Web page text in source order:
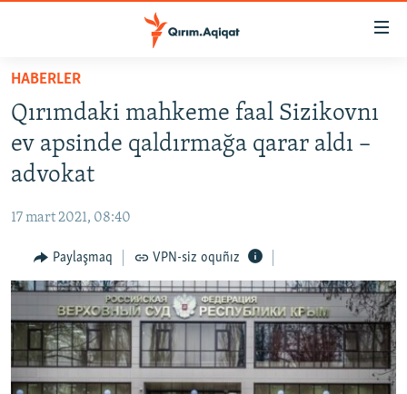
Esas
qaytmaq
Baş
navigatsiyağa
qaytmaq
Qıdıruvğa
HABERLER
SİYASET
İQTİSADİYAT
MEDENİYET
İNSAN AQLARI
VİDEO
SÜRET
BLOGLAR
HABERLER
Qırımdaki mahkeme faal Sizikovnı
ev apsinde qaldırmağa qarar aldı –
advokat
17 mart 2021, 08:40
Paylaşmaq VPN-siz oquñız